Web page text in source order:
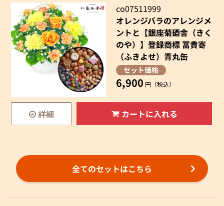
co07511999
オレンジバラのアレンジメ
ントと【銀座菊廼舎（きく
のや）】登録商標 冨貴寄
（ふきよせ）青丸缶
セット価格
6,900 円（税込）
詳細 カートに入れる
全てのセットはこちら